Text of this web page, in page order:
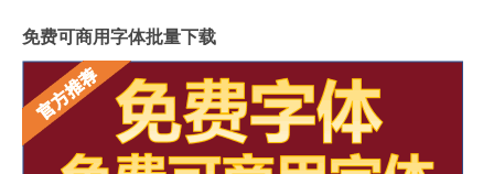
免费可商用字体批量下载